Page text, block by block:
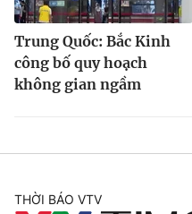
Trung Quốc: Bắc Kinh
công bố quy hoạch
không gian ngầm
THỜI BÁO VTV